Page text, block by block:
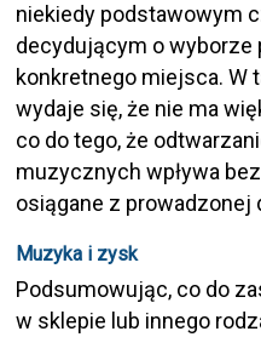
niekiedy podstawowym
decydującym o
konkretnego miejsca. W
wydaje się, że nie ma
co do tego, że
muzycznych wpływa
osiągane z prowadzonej
Muzyka i zysk
Podsumowując, co do
w sklepie lub innego